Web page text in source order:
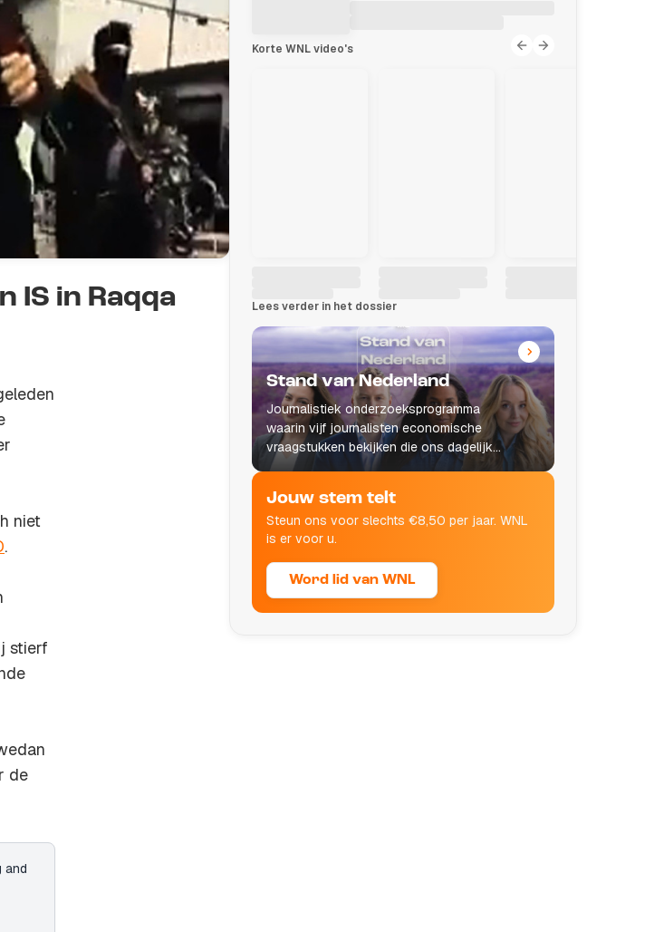
IS in Raqqa
niet
.
stierf
de
and
Korte WNL video's
Lees verder in het dossier
Stand van Nederland
Journalistiek onderzoeksprogramma
waarin vijf journalisten economische
vraagstukken bekijken die ons dagelijks
leven raken.
Jouw stem telt
Steun ons voor slechts €8,50 per jaar. WNL
is er voor u.
Word lid van WNL